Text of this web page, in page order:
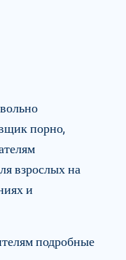
порно,
взрослых на
и
подробные